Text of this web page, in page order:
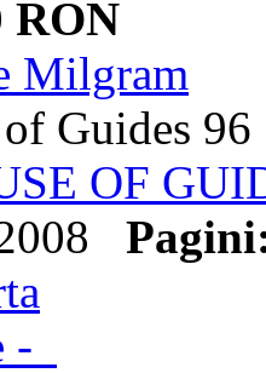
RON
Milgram
Guides 96
OF
-